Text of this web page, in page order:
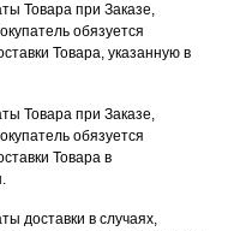
Товара при Заказе,
обязуется
Товара, указанную в
Товара при Заказе,
обязуется
Товара в
доставки в случаях,